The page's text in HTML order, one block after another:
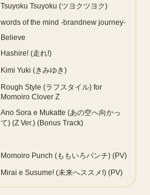
Tsuyoku Tsuyoku (ツヨクツヨク)
words of the mind -brandnew journey-
Believe
Hashire! (走れ!)
Kimi Yuki (きみゆき)
Rough Style (ラフスタイル) for
Momoiro Clover Z
Ano Sora e Mukatte (あの空へ向かっ
て) (Z Ver.) (Bonus Track)
Momoiro Punch (ももいろパンチ) (PV)
Mirai e Susume! (未来へススメ!) (PV)